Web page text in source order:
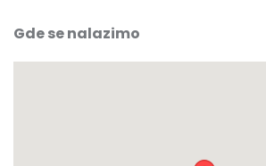
Gde se nalazimo